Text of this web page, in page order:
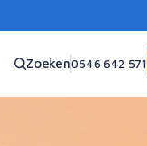
Zoeken0546 642 571